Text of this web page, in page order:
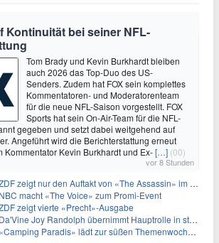
Kontinuität bei seiner NFL-
Tom Brady und Kevin Burkhardt bleiben
auch 2026 das Top-Duo des US-
Senders. Zudem hat FOX sein komplettes
Kommentatoren- und Moderatorenteam
für die neue NFL-Saison vorgestellt. FOX
Sports hat sein On-Air-Team für die NFL-
gegeben und setzt dabei weitgehend auf
Angeführt wird die Berichterstattung erneut
Kommentator Kevin Burkhardt und Ex-[…] (00)
vor 8 Stunden
zeigt nur den Auftakt von «The Assassin» im Fernsehen
NBC macht «The Voice» zum Promi-Event
zeigt vierte «Precht»-Ausgabe
Da'Vine Joy Randolph übernimmt Hauptrolle in starbesetzter schwarzer Komödie
«Camping Paradis» lädt zur süßen Themenwoche ein